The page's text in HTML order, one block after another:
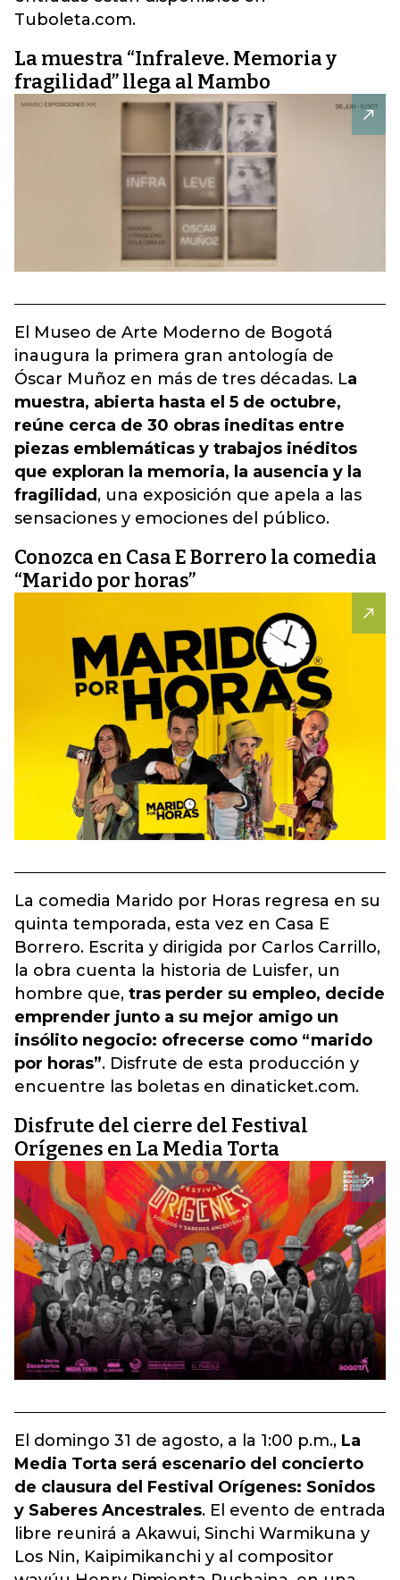
Tuboleta.com.
La muestra “Infraleve. Memoria y
fragilidad” llega al Mambo
El Museo de Arte Moderno de Bogotá
inaugura la primera gran antología de
Óscar Muñoz en más de tres décadas. La
muestra, abierta hasta el 5 de octubre,
reúne cerca de 30 obras ineditas entre
piezas emblemáticas y trabajos inéditos
que exploran la memoria, la ausencia y la
fragilidad , una exposición que apela a las
sensaciones y emociones del público.
Conozca en Casa E Borrero la comedia
“Marido por horas”
La comedia Marido por Horas regresa en su
quinta temporada, esta vez en Casa E
Borrero. Escrita y dirigida por Carlos Carrillo,
la obra cuenta la historia de Luisfer, un
hombre que, tras perder su empleo, decide
emprender junto a su mejor amigo un
insólito negocio: ofrecerse como “marido
por horas”. Disfrute de esta producción y
encuentre las boletas en dinaticket.com.
Disfrute del cierre del Festival
Orígenes en La Media Torta
El domingo 31 de agosto, a la 1:00 p.m., La
Media Torta será escenario del concierto
de clausura del Festival Orígenes: Sonidos
y Saberes Ancestrales. El evento de entrada
libre reunirá a Akawui, Sinchi Warmikuna y
Los Nin, Kaipimikanchi y al compositor